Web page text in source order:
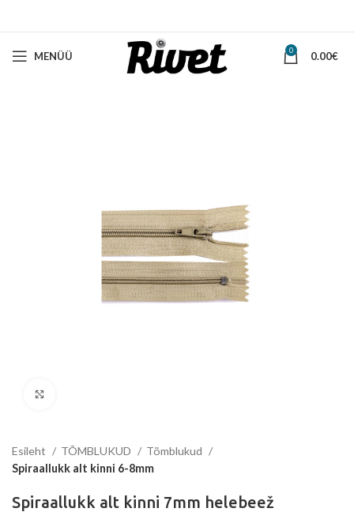
MENÜÜ 0 0.00€
Esileht TÕMBLUKUD
Tõmblukud
Spiraallukk alt kinni 6-8mm
Spiraallukk alt kinni 7mm helebeež